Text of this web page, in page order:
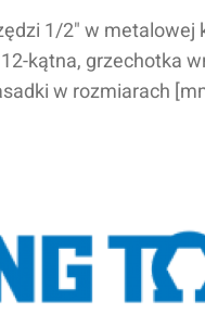
1/2" w metalowej
kątna, grzechotka
w rozmiarach